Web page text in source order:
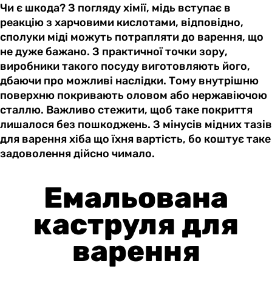
Чи є шкода? З погляду хімії, мідь вступає в
реакцію з харчовими кислотами, відповідно,
сполуки міді можуть потрапляти до варення, що
не дуже бажано. З практичної точки зору,
виробники такого посуду виготовляють його,
дбаючи про можливі наслідки. Тому внутрішню
поверхню покривають оловом або нержавіючою
сталлю. Важливо стежити, щоб таке покриття
лишалося без пошкоджень. З мінусів мідних тазів
для варення хіба що їхня вартість, бо коштує таке
задоволення дійсно чимало.
Емальована
каструля для
варення